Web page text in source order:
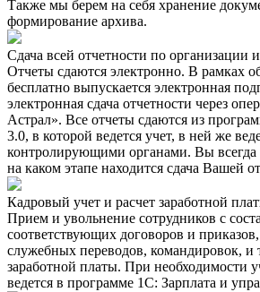
Также мы берем на себя хранение
формирование архива.
Сдача всей отчетности по организации
Отчеты сдаются электронно. В рамках
бесплатно выпускается электронная
электронная сдача отчетности через
Астрал». Все отчеты сдаются из
3.0, в которой ведется учет, в ней же
контролирующими органами. Вы всегда
на каком этапе находится сдача Вашей
Кадровый учет и расчет заработной
Прием и увольнение сотрудников с
соответствующих договоров и
служебных переводов, командировок, и
заработной платы. При необходимости
ведется в программе 1С: Зарплата и